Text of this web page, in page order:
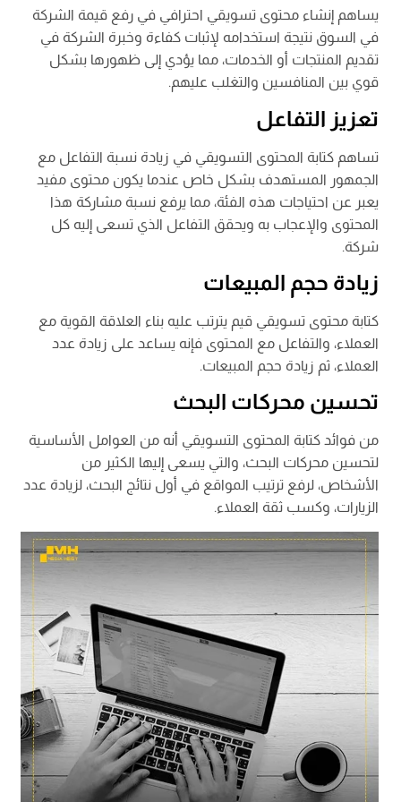
يساهم إنشاء محتوى تسويقي احترافي في رفع قيمة الشركة
في السوق نتيجة استخدامه لإثبات كفاءة وخبرة الشركة في
تقديم المنتجات أو الخدمات، مما يؤدي إلى ظهورها بشكل
قوي بين المنافسين والتغلب عليهم.
تعزيز التفاعل
تساهم كتابة المحتوى التسويقي في زيادة نسبة التفاعل مع
الجمهور المستهدف بشكل خاص عندما يكون محتوى مفيد
يعبر عن احتياجات هذه الفئة، مما يرفع نسبة مشاركة هذا
المحتوى والإعجاب به ويحقق التفاعل الذي تسعى إليه كل
شركة.
زيادة حجم المبيعات
كتابة محتوى تسويقي قيم يترتب عليه بناء العلاقة القوية مع
العملاء، والتفاعل مع المحتوى فإنه يساعد على زيادة عدد
العملاء، ثم زيادة حجم المبيعات.
تحسين محركات البحث
من فوائد كتابة المحتوى التسويقي أنه من العوامل الأساسية
لتحسين محركات البحث، والتي يسعى إليها الكثير من
الأشخاص، لرفع ترتيب المواقع في أول نتائج البحث، لزيادة عدد
الزيارات، وكسب ثقة العملاء.